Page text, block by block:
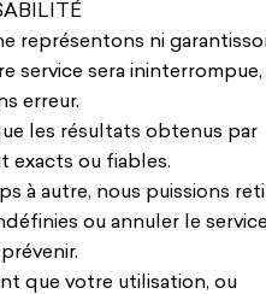
représentons ni
service sera ininterrompue,
erreur.
les résultats obtenus par
exacts ou fiables.
à autre, nous puissions
ou annuler le
que votre utilisation, ou